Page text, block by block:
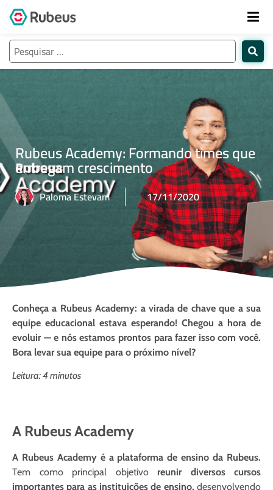
Rubeus Academy: Formando times que
entregam crescimento
Paloma Estevam 17/11/2020
Conheça a Rubeus Academy: a virada de chave que a sua
equipe educacional estava esperando! Chegou a hora de
evoluir — e nós estamos prontos para fazer isso com você.
Bora levar sua equipe para o próximo nível?
Leitura: 4 minutos
A Rubeus Academy
A Rubeus Academy é a plataforma de ensino da Rubeus.
Tem como principal objetivo reunir diversos cursos
importantes para as instituições de ensino, desenvolvendo